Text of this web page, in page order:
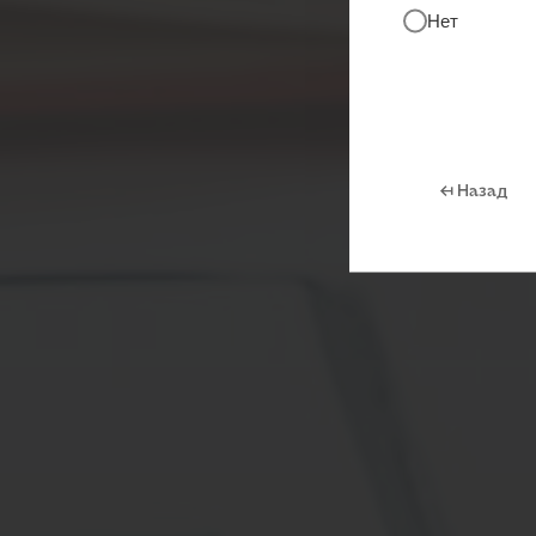
Нет
← Назад